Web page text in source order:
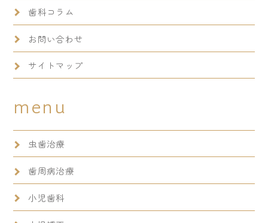
歯科コラム
お問い合わせ
サイトマップ
menu
虫歯治療
歯周病治療
小児歯科